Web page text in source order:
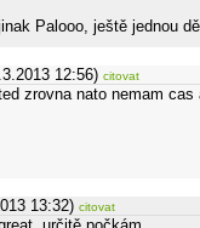
Palooo, ještě jednou
12:56) citovat
zrovna nato nemam
13:32) citovat